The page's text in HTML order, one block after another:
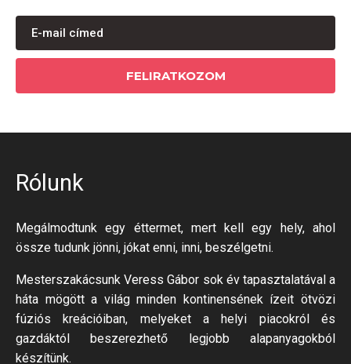
FELIRATKOZOM
Rólunk
Megálmodtunk egy éttermet, mert kell egy hely, ahol
össze tudunk jönni, jókat enni, inni, beszélgetni.
Mesterszakácsunk Veress Gábor sok év tapasztalatával a
háta mögött a világ minden kontinensének ízeit ötvözi
fúziós kreációiban, melyeket a helyi piacokról és
gazdáktól beszerezhető legjobb alapanyagokból
készítünk.